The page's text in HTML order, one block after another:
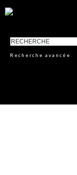
Recherche avancée